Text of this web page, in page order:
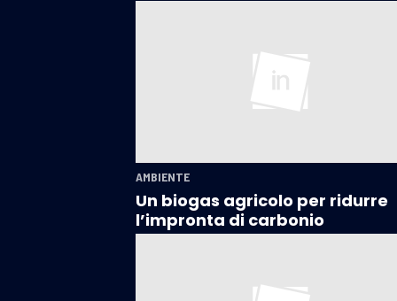
AMBIENTE
Un biogas agricolo per ridurre
l’impronta di carbonio